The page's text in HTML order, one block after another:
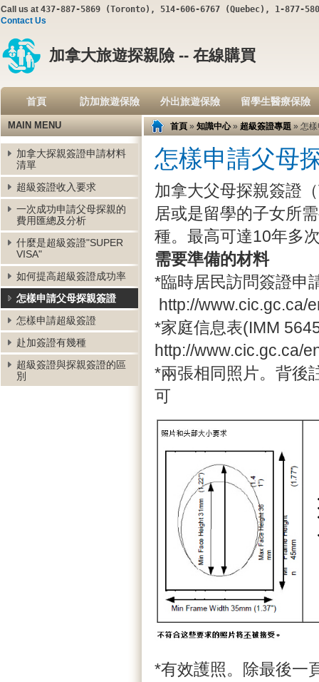
Call us at 437-887-5869 (Toronto), 514-606-6767 (Quebec), 1-877-
Contact Us
加拿大旅遊探親險 -- 在線購買
首頁 訪加旅遊保險 外出旅遊保險 留學生醫療保險
首頁» 知識中心» 超級簽證專題» 怎樣
怎樣申請父母
加拿大父母探親簽證
居或是留學的子女所
種。最高可達10年多
需要準備的材料
*臨時居民訪問簽證申
http://www.cic.gc.ca/
*家庭信息表(IMM
http://www.cic.gc.ca/
*兩張相同照片。背後
可
*有效護照。除最後一
MAIN MENU
加拿大探親簽證申請材料
清單
超級簽證收入要求
一次成功申請父母探親的
費用匯總及分析
什麼是超級簽證"SUPER
VISA"
如何提高超級簽證成功率
怎樣申請父母探親簽證
怎樣申請超級簽證
赴加簽證有幾種
超級簽證與探親簽證的區
別